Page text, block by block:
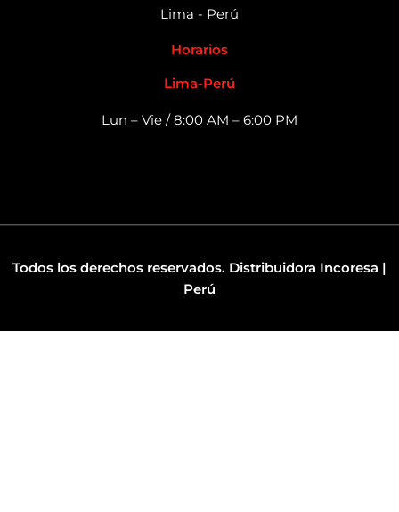
Lima - Perú
Horarios
Lima-Perú
Lun – Vie / 8:00 AM – 6:00 PM
Todos los derechos reservados. Distribuidora Incoresa |
Perú